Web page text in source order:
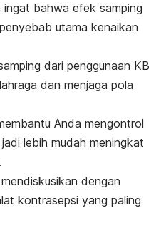
ingat bahwa efek samping
utama kenaikan
dari penggunaan KB
dan menjaga pola
Anda mengontrol
lebih mudah meningkat
dengan
kontrasepsi yang paling